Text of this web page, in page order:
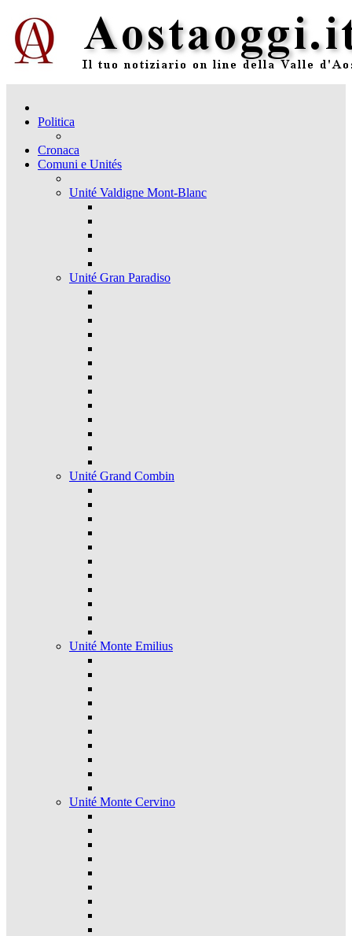
Politica
Cronaca
Comuni e Unités
Unité Valdigne Mont-Blanc
Unité Gran Paradiso
Unité Grand Combin
Unité Monte Emilius
Unité Monte Cervino